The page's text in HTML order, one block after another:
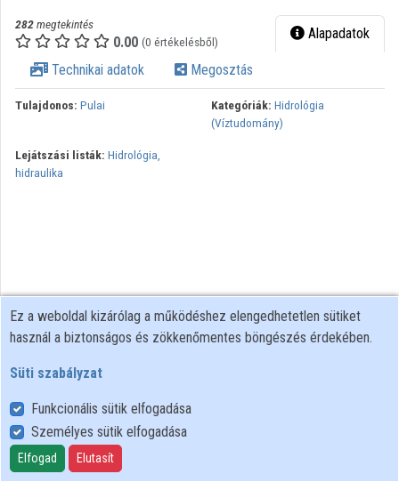
Megjelenés:
282megtekintés
0.00 (0 értékelésből) Alapadatok
Technikai adatok Megosztás
Tulajdonos: Pulai Kategóriák: Hidrológia
(Víztudomány)
Lejátszási listák: Hidrológia,
hidraulika
Felhasználói szabályzat
Adatkezelési tájékoztató
Süti szabályzat
Ez a weboldal kizárólag a működéshez elengedhetetlen sütiket
használ a biztonságos és zökkenőmentes böngészés érdekében.
Süti szabályzat
Funkcionális sütik elfogadása
Személyes sütik elfogadása
Elfogad Elutasít